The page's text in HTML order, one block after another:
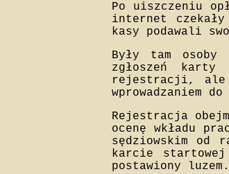
Po uiszczeniu
internet
kasy podawali
Były tam
zgłoszeń karty
rejestracji, ale
wprowadzaniem
Rejestracja
ocenę wkładu
sędziowskim od
karcie startowej
postawiony luzem.